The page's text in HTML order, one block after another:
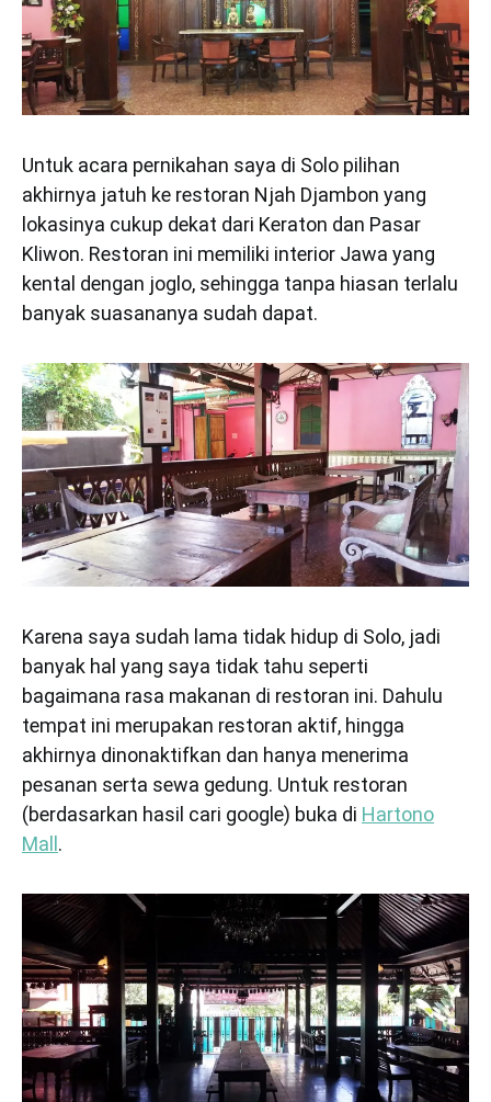
Untuk acara pernikahan saya di Solo pilihan
akhirnya jatuh ke restoran Njah Djambon yang
lokasinya cukup dekat dari Keraton dan Pasar
Kliwon. Restoran ini memiliki interior Jawa yang
kental dengan joglo, sehingga tanpa hiasan terlalu
banyak suasananya sudah dapat.
Karena saya sudah lama tidak hidup di Solo, jadi
banyak hal yang saya tidak tahu seperti
bagaimana rasa makanan di restoran ini. Dahulu
tempat ini merupakan restoran aktif, hingga
akhirnya dinonaktifkan dan hanya menerima
pesanan serta sewa gedung. Untuk restoran
(berdasarkan hasil cari google) buka di Hartono
Mall.